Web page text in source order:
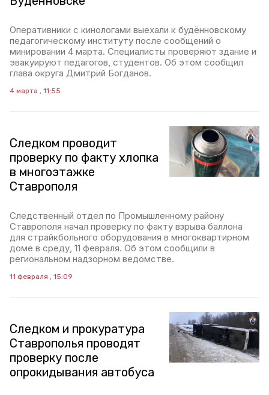
Оперативники с кинологами выехали к будённовскому
педагогическому институту после сообщений о
минировании 4 марта. Специалисты проверяют здание и
эвакуируют педагогов, студентов. Об этом сообщил
глава округа Дмитрий Богданов.
4 марта , 11:55
Следком проводит
проверку по факту хлопка
в многоэтажке
Ставрополя
Следственный отдел по Промышленному району
Ставрополя начал проверку по факту взрыва баллона
для страйкбольного оборудования в многоквартирном
доме в среду, 11 февраля. Об этом сообщили в
региональном надзорном ведомстве.
11 февраля , 15:09
Следком и прокуратура
Ставрополья проводят
проверку после
опрокидывания автобуса